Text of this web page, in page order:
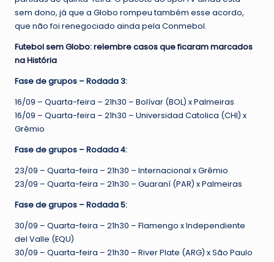
sem dono, já que a Globo rompeu também esse acordo,
que não foi renegociado ainda pela Conmebol.
Futebol sem Globo: relembre casos que ficaram marcados
na História
Fase de grupos – Rodada 3:
16/09 – Quarta-feira – 21h30 – Bolívar (BOL) x Palmeiras
16/09 – Quarta-feira – 21h30 – Universidad Catolica (CHI) x
Grêmio
Fase de grupos – Rodada 4:
23/09 – Quarta-feira – 21h30 – Internacional x Grêmio
23/09 – Quarta-feira – 21h30 – Guaraní (PAR) x Palmeiras
Fase de grupos – Rodada 5:
30/09 – Quarta-feira – 21h30 – Flamengo x Independiente
del Valle (EQU)
30/09 – Quarta-feira – 21h30 – River Plate (ARG) x São Paulo